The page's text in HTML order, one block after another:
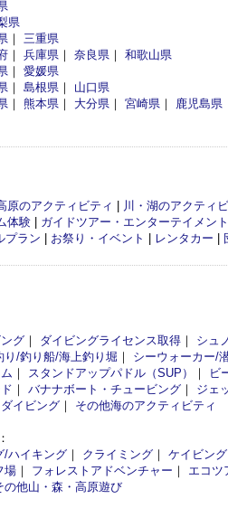
県
｜ 三重県
｜ 兵庫県 ｜ 奈良県 ｜ 和歌山県
｜ 愛媛県
｜ 島根県 ｜ 山口県
｜ 熊本県 ｜ 大分県 ｜ 宮崎県 ｜
鹿児島県
原のアクティビティ 川・湖のアクティ
体験 ガイドツアー・エンターテイメント
プラン お祭り・イベント レンタカー
グ ｜ ダイビングライセンス取得 ｜ シュ
り/釣り船/海上釣り堀 ｜ シーウォーカー/
｜ スタンドアップパドル（SUP） ｜ ビ
｜ バナナボート・チュービング ｜ ジェ
イビング ｜ その他海のアクティビティ
：
/ハイキング ｜ クライミング ｜ ケイビング
場 ｜ フォレストアドベンチャー ｜ エコツ
の他山・森・高原遊び